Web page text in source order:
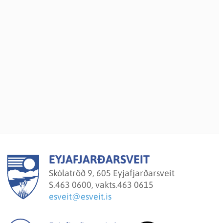
EYJAFJARÐARSVEIT
Skólatröð 9, 605 Eyjafjarðarsveit
S.463 0600, vakts.463 0615
esveit@esveit.is